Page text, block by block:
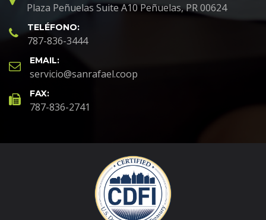
Plaza Peñuelas Suite A10 Peñuelas, PR 00624
TELÉFONO:
787-836-3444
EMAIL:
servicio@sanrafael.coop
FAX:
787-836-2741